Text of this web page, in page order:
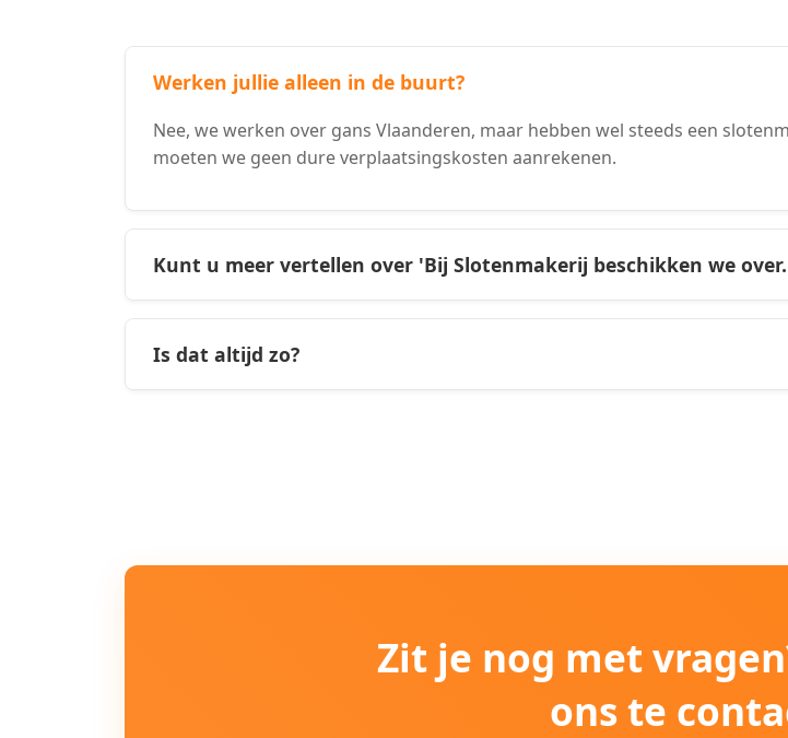
Werken jullie alleen in de buurt?
Nee, we werken over gans Vlaanderen, maar hebben wel steeds een
moeten we geen dure verplaatsingskosten aanrekenen.
Kunt u meer vertellen over 'Bij Slotenmakerij beschikken we
Is dat altijd zo?
Zit je nog met
ons te